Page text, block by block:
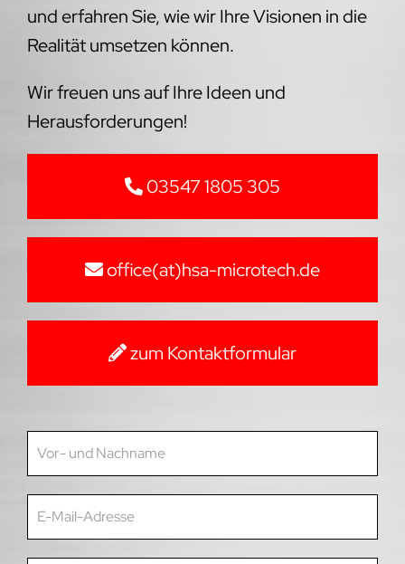
und erfahren Sie, wie wir Ihre Visionen in die
Realität umsetzen können.
Wir freuen uns auf Ihre Ideen und
Herausforderungen!
03547 1805 305
office(at)hsa-microtech.de
zum Kontaktformular